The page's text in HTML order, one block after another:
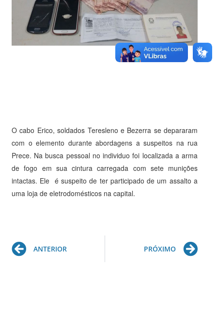
O cabo Erico, soldados Teresleno e Bezerra se depararam
com o elemento durante abordagens a suspeitos na rua
Prece. Na busca pessoal no individuo foi localizada a arma
de fogo em sua cintura carregada com sete munições
intactas. Ele é suspeito de ter participado de um assalto a
uma loja de eletrodomésticos na capital.
Prev
ANTERIOR PRÓXIMO